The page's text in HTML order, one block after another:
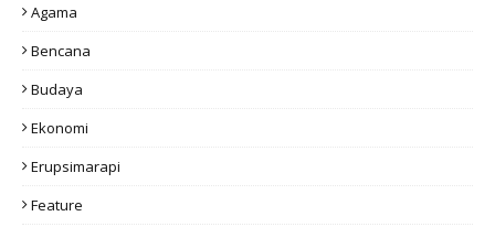
Agama
Bencana
Budaya
Ekonomi
Erupsimarapi
Feature